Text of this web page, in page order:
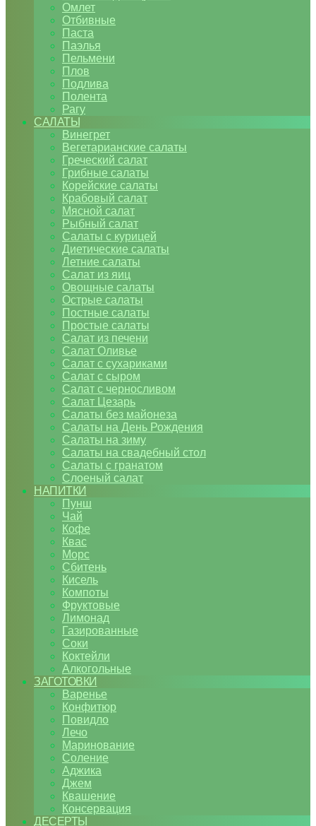
Омлет
Отбивные
Паста
Паэлья
Пельмени
Плов
Подлива
Полента
Рагу
САЛАТЫ
Винегрет
Вегетарианские салаты
Греческий салат
Грибные салаты
Корейские салаты
Крабовый салат
Мясной салат
Рыбный салат
Салаты с курицей
Диетические салаты
Летние салаты
Салат из яиц
Овощные салаты
Острые салаты
Постные салаты
Простые салаты
Салат из печени
Салат Оливье
Салат с сухариками
Салат с сыром
Салат с черносливом
Салат Цезарь
Салаты без майонеза
Салаты на День Рождения
Салаты на зиму
Салаты на свадебный стол
Салаты с гранатом
Слоеный салат
НАПИТКИ
Пунш
Чай
Кофе
Квас
Морс
Сбитень
Кисель
Компоты
Фруктовые
Лимонад
Газированные
Соки
Коктейли
Алкогольные
ЗАГОТОВКИ
Варенье
Конфитюр
Повидло
Лечо
Маринование
Соление
Аджика
Джем
Квашение
Консервация
ДЕСЕРТЫ